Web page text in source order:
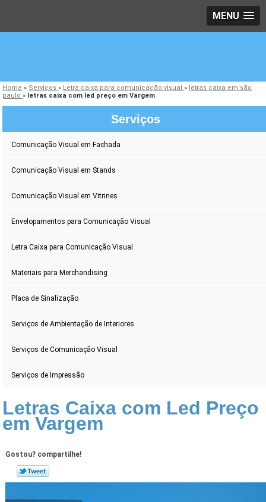
MENU
Home » Serviços» Letra caixa para comunicação visual» letras caixa em são
paulo» letras caixa com led preço em Vargem
Serviços
Comunicação Visual em Fachada
Comunicação Visual em Stands
Comunicação Visual em Vitrines
Envelopamentos para Comunicação Visual
Letra Caixa para Comunicação Visual
Materiais para Merchandising
Placa de Sinalização
Serviços de Ambientação de Interiores
Serviços de Comunicação Visual
Serviços de Impressão
Letras Caixa com Led Preço
em Vargem
Gostou? compartilhe!